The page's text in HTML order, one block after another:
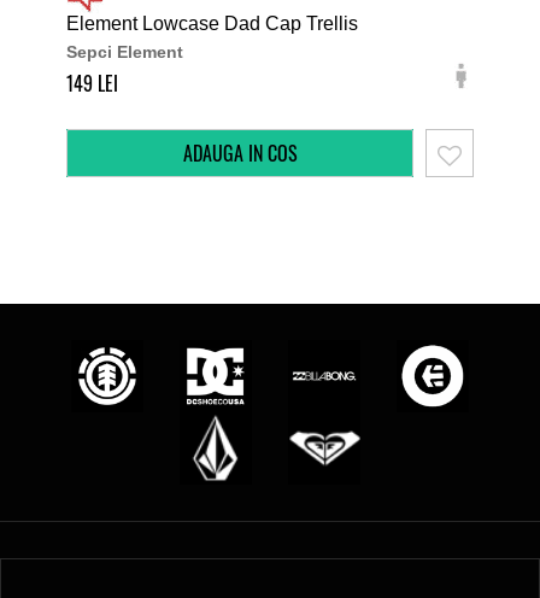
Element Lowcase Dad Cap Trellis
Sepci Element
149